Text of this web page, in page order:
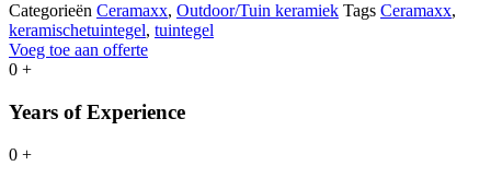
Categorieën Ceramaxx, Outdoor/Tuin keramiek Tags Ceramaxx,
keramischetuintegel, tuintegel
Voeg toe aan offerte
0 +
Years of Experience
0 +